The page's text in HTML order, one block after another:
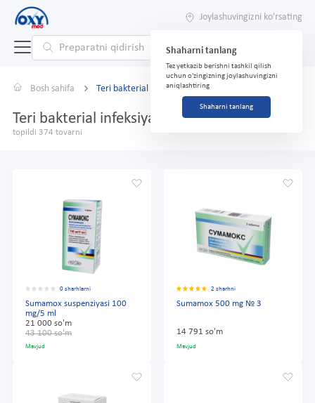
Joylashuvingizni ko'rsating
Shaharni tanlang
Tez yetkazib berishni tashkil qilish
uchun o'zingizning joylashuvingizni
aniqlashtiring
Shaharni tanlang
Bosh sahifa Teri bakterial infeksiyalaridan
Teri bakterial infeksiyalaridan
topildi 374 tovarni
0 sharhlarni
Sumamox suspenziyasi 100
mg/5 ml
21 000 so'm
43 100 so'm
Mavjud
2 sharhni
Sumamox 500 mg № 3
14 791 so'm
Mavjud